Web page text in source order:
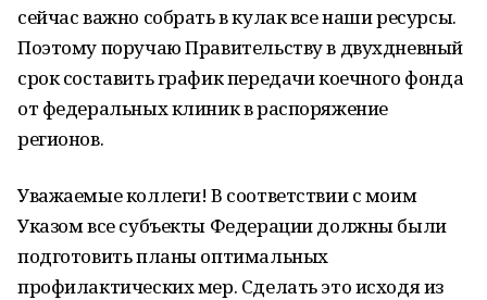
сейчас важно собрать в кулак все наши ресурсы.
Поэтому поручаю Правительству в двухдневный
срок составить график передачи коечного фонда
от федеральных клиник в распоряжение
регионов.
Уважаемые коллеги! В соответствии с моим
Указом все субъекты Федерации должны были
подготовить планы оптимальных
профилактических мер. Сделать это исходя из